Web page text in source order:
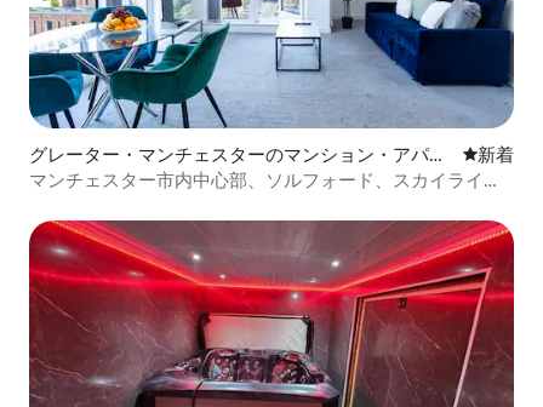
グレーター・マンチェスターのマンション・アパー
ト
新しい宿
新着
マンチェスター市内中心部、ソルフォード、スカイライン